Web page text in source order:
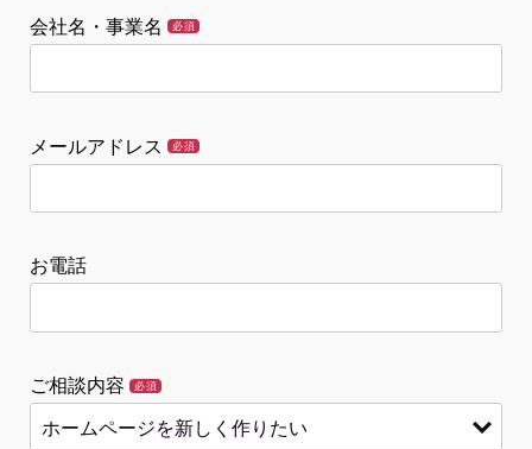
会社名・事業名 必須
メールアドレス 必須
お電話
ご相談内容 必須